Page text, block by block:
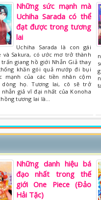
Những sức mạnh mà
Uchiha Sarada có thể
đạt được trong tương
lai
Uchiha Sarada là con gái
và Sakura, có ước mơ trở thành
trấn giang hồ giới Nhẫn Giả thay
khăn gói quả mướp đi bụi
mạnh của các tiền nhân cộm
dòng họ. Tương lai, cô sẽ trở
giả vĩ đại nhất của Konoha
tương lai là…
Những danh hiệu bá
đạo nhất trong thế
giới One Piece (Đảo
Hải Tặc)